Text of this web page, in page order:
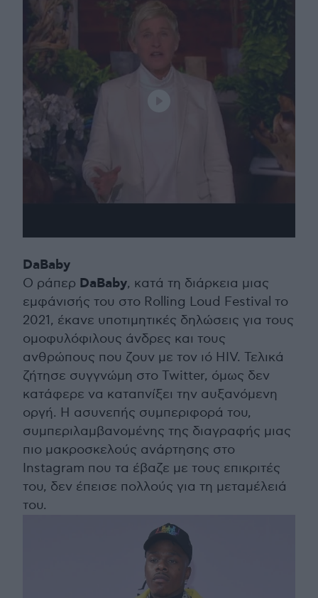
DaBaby
Ο ράπερ DaBaby, κατά τη διάρκεια μιας
εμφάνισής του στο Rolling Loud Festival το
2021, έκανε υποτιμητικές δηλώσεις για τους
ομοφυλόφιλους άνδρες και τους
ανθρώπους που ζουν με τον ιό HIV. Τελικά
ζήτησε συγγνώμη στο Twitter, όμως δεν
κατάφερε να καταπνίξει την αυξανόμενη
οργή. Η ασυνεπής συμπεριφορά του,
συμπεριλαμβανομένης της διαγραφής μιας
πιο μακροσκελούς ανάρτησης στο
Instagram που τα έβαζε με τους επικριτές
του, δεν έπεισε πολλούς για τη μεταμέλειά
του.